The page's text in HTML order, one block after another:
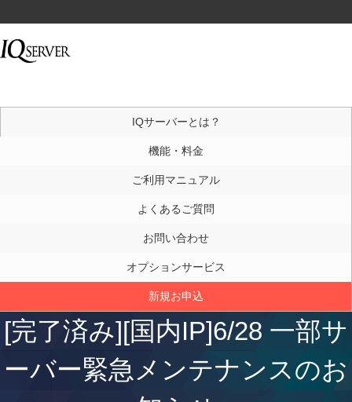
IQサーバーとは？
機能・料金
ご利用マニュアル
よくあるご質問
お問い合わせ
オプションサービス
新規お申込
[完了済み][国内IP]6/28 一部サ
ーバー緊急メンテナンスのお